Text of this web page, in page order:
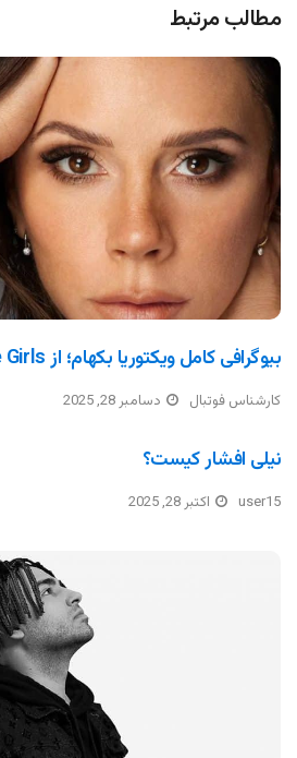
مطالب مرتبط
بیوگرافی کامل ویکتوریا بکهام؛ از Spice Girls تا امپراتوری مد
کارشناس فوتبال دسامبر 28, 2025
نیلی افشار کیست؟
user15 اکتبر 28, 2025